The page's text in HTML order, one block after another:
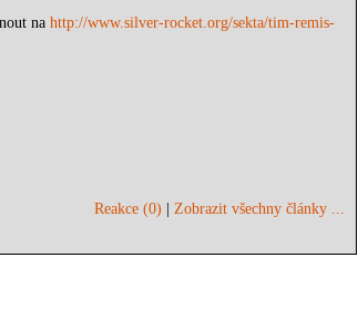
na http://www.silver-rocket.org/sekta/tim-remis-
Reakce (0) Zobrazit všechny články ...